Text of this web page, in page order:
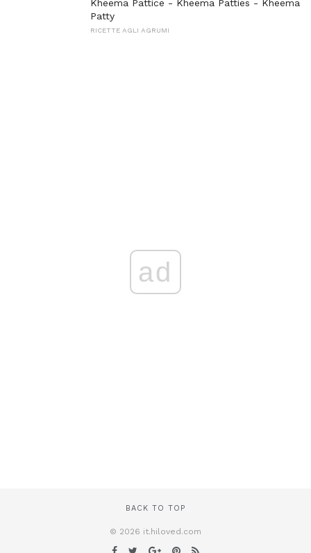
Kheema Pattice - Kheema Patties - Kheema
Patty
RICETTE AGLI AGRUMI
ad
BACK TO TOP
© 2026 it.hiloved.com